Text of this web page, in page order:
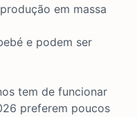
em massa
e podem ser
tem de funcionar
preferem poucos